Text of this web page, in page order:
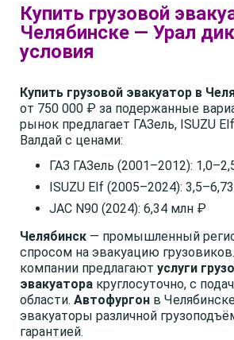
Купить грузовой
Челябинске — Урал
условия
Купить грузовой эвакуатор в
от 750 000 ₽ за подержанные
рынок предлагает ГАЗель, ISUZU
Валдай с ценами:
ГАЗ ГАЗель (2001–2012):
ISUZU Elf (2005–2024):
JAC N90 (2024): 6,34 млн ₽
Челябинск — промышленный
спросом на эвакуацию
компании предлагают услуги
эвакуатора круглосуточно, с
области. Автофургон в
эвакуаторы различной
гарантией.